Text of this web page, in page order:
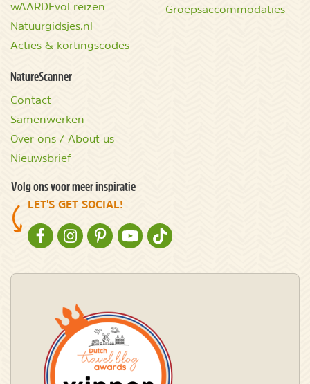
wAARDEvol reizen
Natuurgidsjes.nl
Acties & kortingscodes
Groepsaccommodaties
NatureScanner
Contact
Samenwerken
Over ons / About us
Nieuwsbrief
Volg ons voor meer inspiratie
LET'S GET SOCIAL!
NATURESCANNER OP FACEBOOK
NATURESCANNER OP INSTAGRAM
NATURESCANNER OP PINTEREST
NATURESCANNER OP YOUTUBE
NATURESCANNER OP TIKTOK